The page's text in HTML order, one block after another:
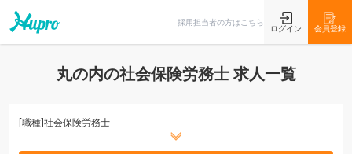
採用担当者の方はこちら
ログイン 会員登録
丸の内の社会保険労務士 求人一覧
[職種]社会保険労務士